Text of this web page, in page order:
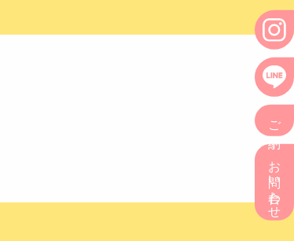
ご予約
お問い合わせ